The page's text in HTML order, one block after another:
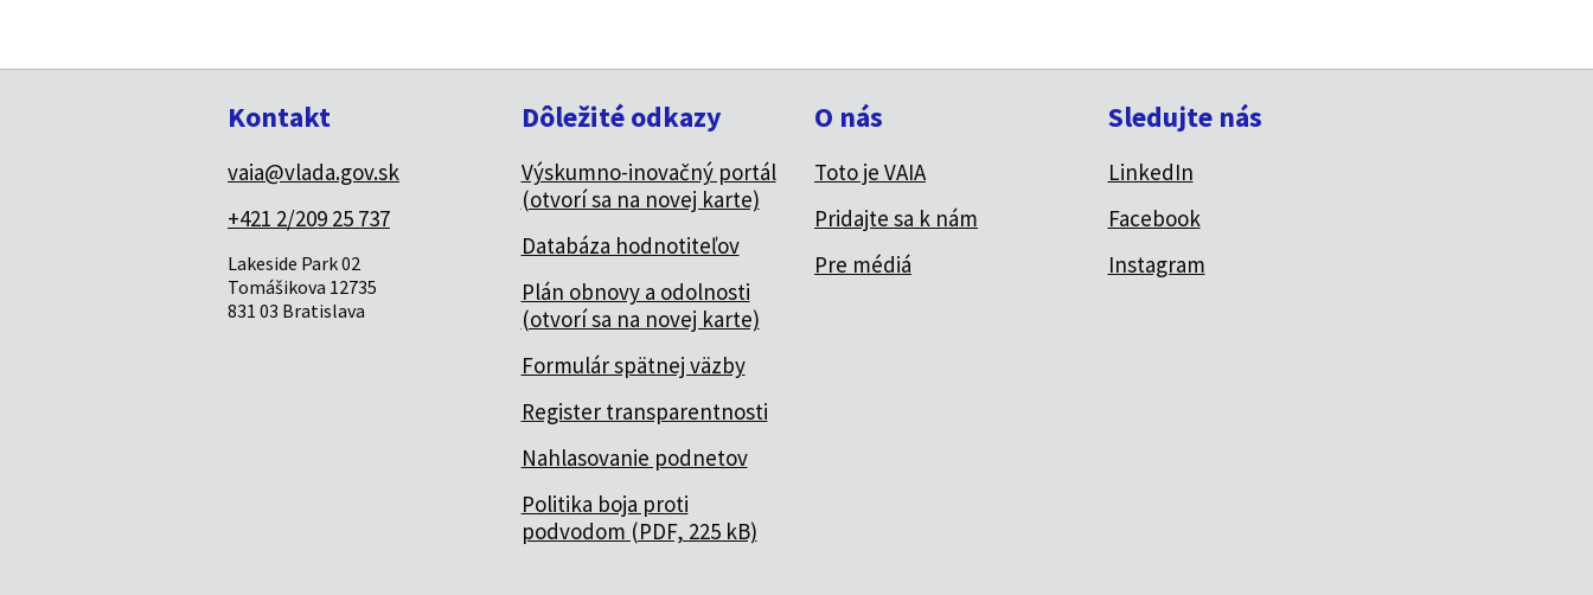
Kontakt
vaia@vlada.gov.sk
+421 2/209 25 737
Lakeside Park 02
Tomášikova 12735
831 03 Bratislava
Dôležité odkazy
Výskumno-inovačný portál
(otvorí sa na novej karte)
Databáza hodnotiteľov
Plán obnovy a odolnosti
(otvorí sa na novej karte)
Formulár spätnej väzby
Register transparentnosti
Nahlasovanie podnetov
Politika boja proti
podvodom (PDF, 225 kB)
O nás
Toto je VAIA
Pridajte sa k nám
Pre médiá
Sledujte nás
LinkedIn
Facebook
Instagram